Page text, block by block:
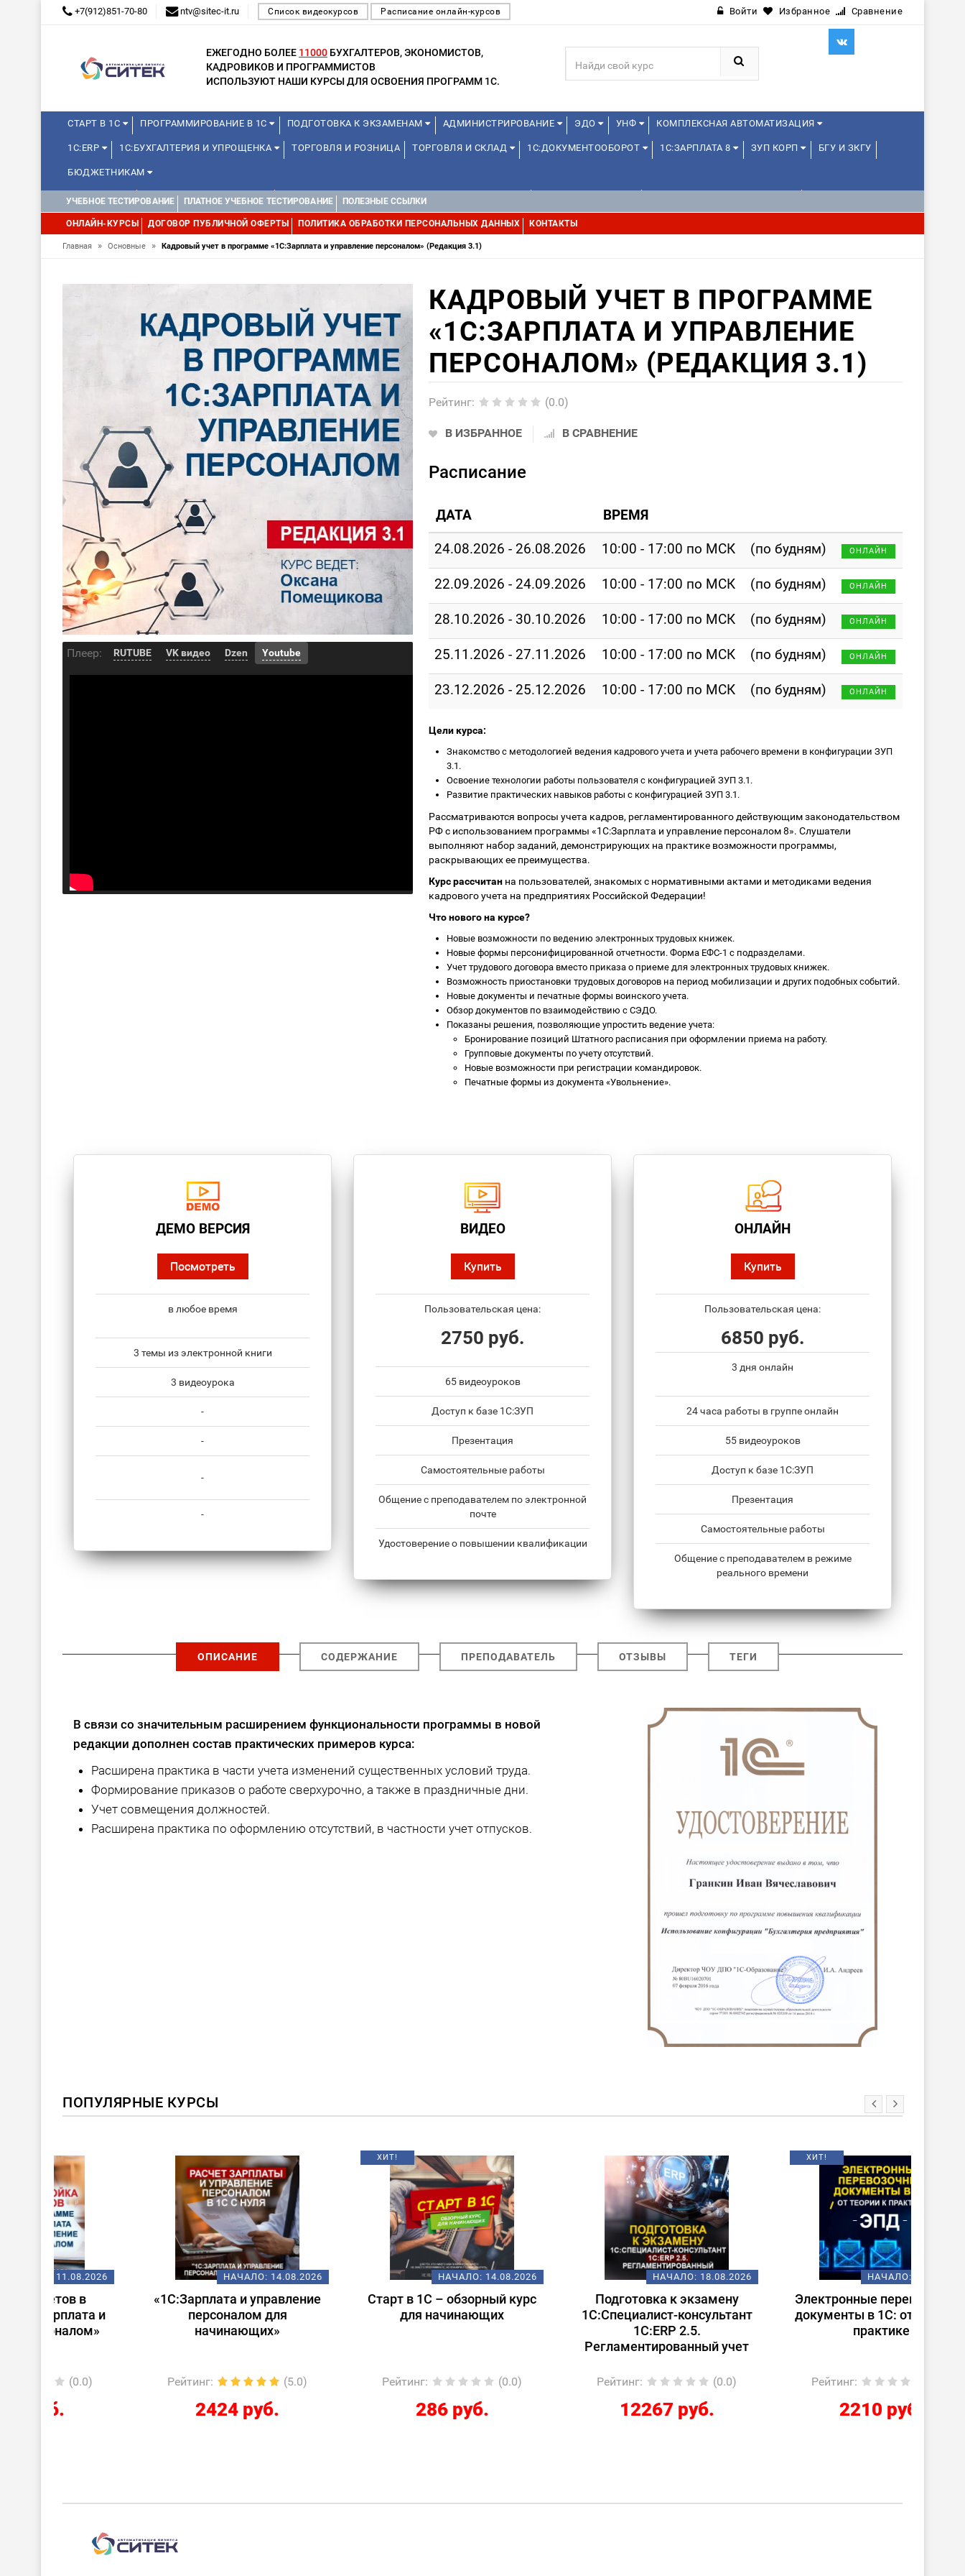
+7(912)851-70-80 ntv@sitec-it.ru Список видеокурсов Расписание онлайн-курсов Войти Избранное Сравнение
ЕЖЕГОДНО БОЛЕЕ 11000 БУХГАЛТЕРОВ, ЭКОНОМИСТОВ,
КАДРОВИКОВ И ПРОГРАММИСТОВ
ИСПОЛЬЗУЮТ НАШИ КУРСЫ ДЛЯ ОСВОЕНИЯ ПРОГРАММ 1С.
СТАРТ В 1С ПРОГРАММИРОВАНИЕ В 1С ПОДГОТОВКА К ЭКЗАМЕНАМ АДМИНИСТРИРОВАНИЕ ЭДО УНФ КОМПЛЕКСНАЯ АВТОМАТИЗАЦИЯ
1С:ERP 1С:БУХГАЛТЕРИЯ И УПРОЩЕНКА ТОРГОВЛЯ И РОЗНИЦА ТОРГОВЛЯ И СКЛАД 1С:ДОКУМЕНТООБОРОТ 1С:ЗАРПЛАТА 8 ЗУП КОРП БГУ И ЗКГУ
БЮДЖЕТНИКАМ
МИНИ-КУРСЫ КУРСЫ ДЛЯ ШКОЛЬНИКОВ КУРСЫ ДЛЯ ПРЕПОДАВАТЕЛЕЙ ШКОЛЬНЫХ КУРСОВ
УПРАВЛЕНИЕ ПРОЕКТАМИ УПРАВЛЕНЦАМ МИНИ-КУРСЫ (ПРОФЕССИОНАЛЬНЫЕ ПРОБЫ) 4-6 ЧАСОВ ОТ 12 ЛЕТ
УЧЕБНОЕ ТЕСТИРОВАНИЕ ПЛАТНОЕ УЧЕБНОЕ ТЕСТИРОВАНИЕ ПОЛЕЗНЫЕ ССЫЛКИ
ОНЛАЙН-КУРСЫ ДОГОВОР ПУБЛИЧНОЙ ОФЕРТЫ ПОЛИТИКА ОБРАБОТКИ ПЕРСОНАЛЬНЫХ ДАННЫХ КОНТАКТЫ
Главная » Основные » Кадровый учет в программе «1С:Зарплата и управление персоналом» (Редакция 3.1)
Плеер: RUTUBE VK видео Dzen Youtube
КАДРОВЫЙ УЧЕТ В ПРОГРАММЕ
«1С:ЗАРПЛАТА И УПРАВЛЕНИЕ
ПЕРСОНАЛОМ» (РЕДАКЦИЯ 3.1)
Рейтинг: (0.0)
В ИЗБРАННОЕ В СРАВНЕНИЕ
Расписание
ДАТА ВРЕМЯ
24.08.2026 - 26.08.2026 10:00 - 17:00 по МСК (по будням) ОНЛАЙН
22.09.2026 - 24.09.2026 10:00 - 17:00 по МСК (по будням) ОНЛАЙН
28.10.2026 - 30.10.2026 10:00 - 17:00 по МСК (по будням) ОНЛАЙН
25.11.2026 - 27.11.2026 10:00 - 17:00 по МСК (по будням) ОНЛАЙН
23.12.2026 - 25.12.2026 10:00 - 17:00 по МСК (по будням) ОНЛАЙН
Цели курса:
Знакомство с методологией ведения кадрового учета и учета рабочего времени в конфигурации ЗУП
3.1.
Освоение технологии работы пользователя с конфигурацией ЗУП 3.1.
Развитие практических навыков работы с конфигурацией ЗУП 3.1.
Рассматриваются вопросы учета кадров, регламентированного действующим законодательством
РФ с использованием программы «1С:Зарплата и управление персоналом 8». Слушатели
выполняют набор заданий, демонстрирующих на практике возможности программы,
раскрывающих ее преимущества.
Курс рассчитан на пользователей, знакомых с нормативными актами и методиками ведения
кадрового учета на предприятиях Российской Федерации!
Что нового на курсе?
Новые возможности по ведению электронных трудовых книжек.
Новые формы персонифицированной отчетности. Форма ЕФС-1 с подразделами.
Учет трудового договора вместо приказа о приеме для электронных трудовых книжек.
Возможность приостановки трудовых договоров на период мобилизации и других подобных событий.
Новые документы и печатные формы воинского учета.
Обзор документов по взаимодействию с СЭДО.
Показаны решения, позволяющие упростить ведение учета:
Бронирование позиций Штатного расписания при оформлении приема на работу.
Групповые документы по учету отсутствий.
Новые возможности при регистрации командировок.
Печатные формы из документа «Увольнение».
ДЕМО ВЕРСИЯ
Посмотреть
в любое время
3 темы из электронной книги
3 видеоурока
-
-
-
-
ВИДЕО
Купить
Пользовательская цена:
2750 руб.
65 видеоуроков
Доступ к базе 1С:ЗУП
Презентация
Самостоятельные работы
Общение с преподавателем по электронной
почте
Удостоверение о повышении квалификации
ОНЛАЙН
Купить
Пользовательская цена:
6850 руб.
3 дня онлайн
24 часа работы в группе онлайн
55 видеоуроков
Доступ к базе 1С:ЗУП
Презентация
Самостоятельные работы
Общение с преподавателем в режиме
реального времени
ОПИСАНИЕ СОДЕРЖАНИЕ ПРЕПОДАВАТЕЛЬ ОТЗЫВЫ ТЕГИ
В связи со значительным расширением функциональности программы в новой
редакции дополнен состав практических примеров курса:
Расширена практика в части учета изменений существенных условий труда.
Формирование приказов о работе сверхурочно, а также в праздничные дни.
Учет совмещения должностей.
Расширена практика по оформлению отсутствий, в частности учет отпусков.
ПОПУЛЯРНЫЕ КУРСЫ
НАЧАЛО:14.08.2026
«1С:Зарплата и управление
персоналом для
начинающих»
Рейтинг (5.0)
2424 руб.
НАЧАЛО: 14.08.2026
Старт в 1С – обзорный курс
для начинающих
Рейтинг (0.0)
НАЧАЛО:18.08.2026
Подготовка к экзамену
1С:Специалист-консультант
Регламентированный учет
Рейтинг (0.0)
12267 руб.
НОВИНКА
НАЧАЛО: 18.08.2026
Электронные перевозочные
документы в 1С: от теории к
Рейтинг (0.0)
2210 руб.